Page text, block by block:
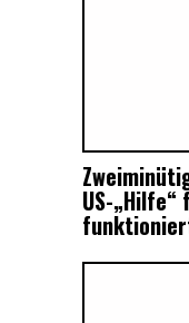
US-